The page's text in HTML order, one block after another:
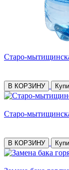
Старо-
В КОРЗИНУ
Старо-
В КОРЗИНУ